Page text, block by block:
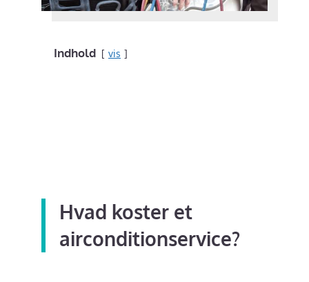
Indhold vis
Hvad koster et
airconditionservice?